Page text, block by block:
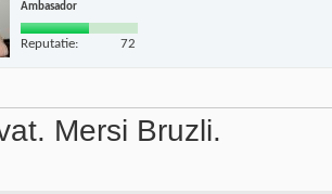
Ambasador
Reputatie: 72
Mersi Bruzli.